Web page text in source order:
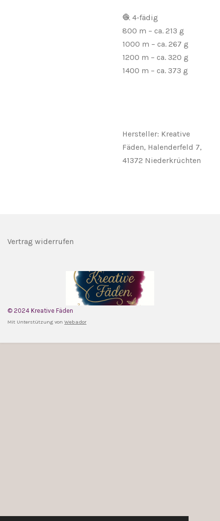
🧶 4-fädig
800 m – ca. 213 g
1000 m – ca. 267 g
1200 m – ca. 320 g
1400 m – ca. 373 g
Hersteller: Kreative
Fäden, Halenderfeld 7,
41372 Niederkrüchten
Vertrag widerrufen
© 2024 Kreative Fäden
Mit Unterstützung von Webador